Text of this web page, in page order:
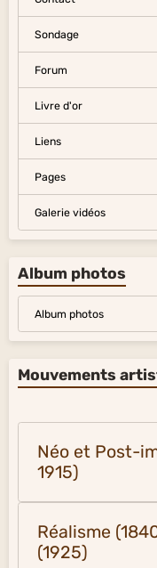
Sondage
Forum
Livre d'or
Liens
Pages
Galerie vidéos
Album photos
Album photos
Mouvements
Néo et Post-
1915)
Réalisme
(1925)